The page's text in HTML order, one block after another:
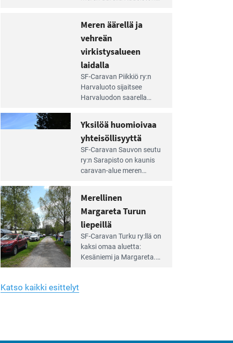
lapsiystävällinen,
rauhallinen ja
silmiinpistävän siisti.
ja
virkistysalueen
Meren äärellä ja
vehreän
virkistysalueen
laidalla
SF-Caravan Piikkiö ry:n
Harvaluoto sijait­see
Harvaluodon saarella
käyttöön­sä osan kunnan
viiden hehtaarin
virkistysalueesta.
huomioivaa
yhteisöllisyyttä
Yksilöä huomioivaa
yhteisöllisyyttä
SF-Caravan Sauvon seutu
ry:n Sarapisto on kaunis
caravan-alue meren
on 130 sähköllä
varustettua caravan-paik­
kaa sekä kymmenen
paikkaa ilman sähköä.
Lue
Leirintäoppaan
artikkeli:
Merellinen
Margareta
liepeillä
Merellinen
Margareta Turun
liepeillä
SF-Caravan Turku ry:llä on
kaksi omaa aluet­ta:
Kesäniemi ja Margareta.
Katso kaikki esittelyt